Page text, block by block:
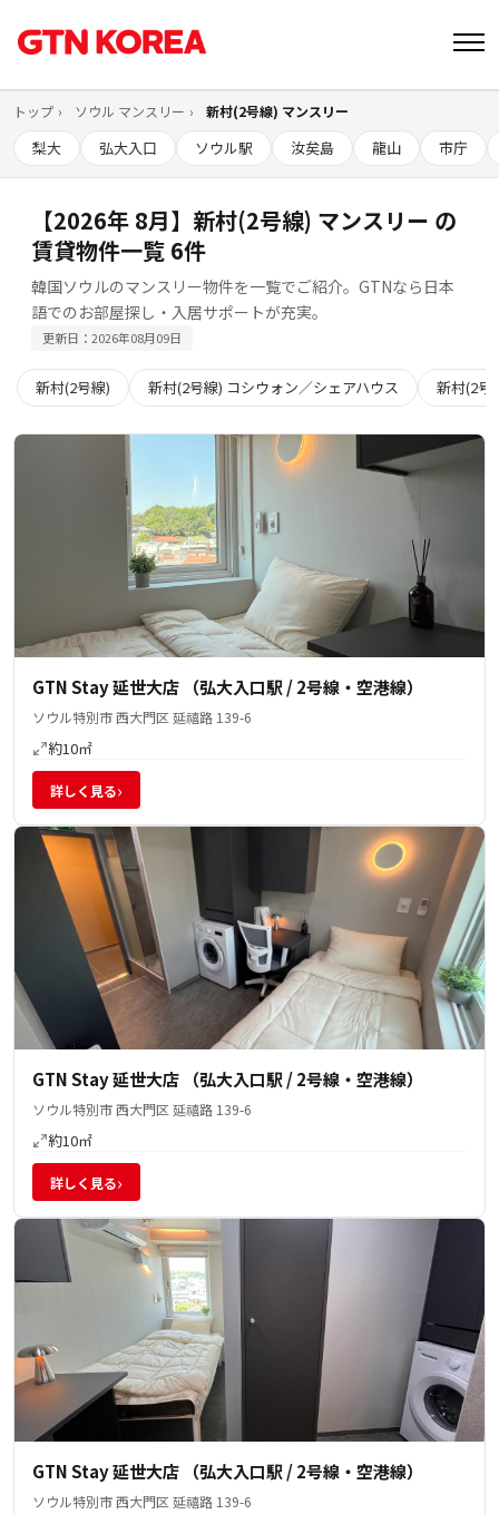
トップ ソウル マンスリー 新村(2号線) マンスリー
梨大 弘大入口 ソウル駅 汝矣島 龍山 市庁
【2026年 8月】新村(2号線) マンスリー の
賃貸物件一覧 6件
韓国ソウルのマンスリー物件を一覧でご紹介。GTNなら日本
語でのお部屋探し・入居サポートが充実。
更新日：2026年08月09日
新村(2号線) 新村(2号線) コシウォン／シェアハウス 新村(2号
GTN Stay 延世大店 （弘大入口駅 / 2号線・空港線）
ソウル特別市 西大門区 延禧路 139-6
約10㎡
詳しく見る›
GTN Stay 延世大店 （弘大入口駅 / 2号線・空港線）
ソウル特別市 西大門区 延禧路 139-6
約10㎡
詳しく見る›
GTN Stay 延世大店 （弘大入口駅 / 2号線・空港線）
ソウル特別市 西大門区 延禧路 139-6